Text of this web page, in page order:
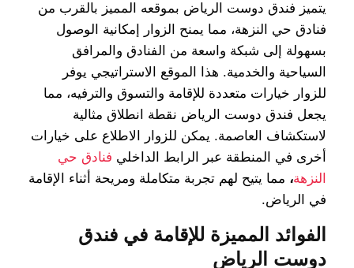
يتميز فندق دوست الرياض بموقعه المميز بالقرب من
فنادق حي النزهة، مما يمنح الزوار إمكانية الوصول
بسهولة إلى شبكة واسعة من الفنادق والمرافق
السياحية والخدمية. هذا الموقع الاستراتيجي يوفر
للزوار خيارات متعددة للإقامة والتسوق والترفيه، مما
يجعل فندق دوست الرياض نقطة انطلاق مثالية
لاستكشاف العاصمة. يمكن للزوار الاطلاع على خيارات
أخرى في المنطقة عبر الرابط الداخلي فنادق حي
النزهة، مما يتيح لهم تجربة متكاملة ومريحة أثناء الإقامة
في الرياض.
الفوائد المميزة للإقامة في فندق
دوست الرياض